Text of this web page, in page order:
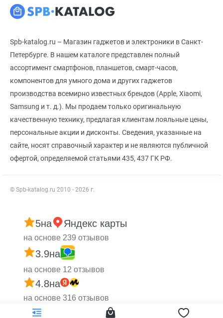
Spb-katalog.ru – Магазин гаджетов и электроники в Санкт-
Петербурге. В нашем каталоге представлен полный
ассортимент смартфонов, планшетов, смарт-часов,
компонентов для умного дома и других гаджетов
производства всемирно известных брендов (Apple, Xiaomi,
Samsung и т. д.). Мы продаем только оригинальную
качественную технику, предлагая клиентам лояльные цены,
персональные акции и дисконты. Сведения, указанные на
сайте, носят справочный характер и не являются публичной
офертой, определяемой статьями 435, 437 ГК РФ.
© Spb-katalog.ru 2010 - 2026 г.
5на Яндекс карты
на основе 239 отзывов
3.9на
на основе 12 отзывов
4.8на
на основе 316 отзывов